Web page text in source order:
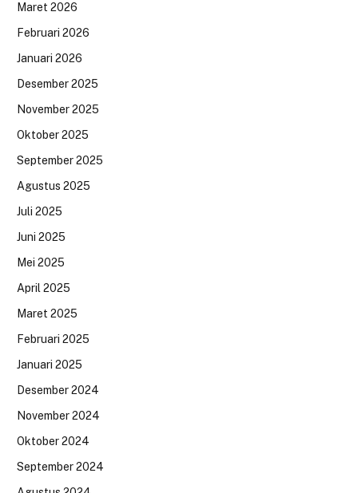
Maret 2026
Februari 2026
Januari 2026
Desember 2025
November 2025
Oktober 2025
September 2025
Agustus 2025
Juli 2025
Juni 2025
Mei 2025
April 2025
Maret 2025
Februari 2025
Januari 2025
Desember 2024
November 2024
Oktober 2024
September 2024